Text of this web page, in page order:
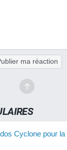
ma réaction
Cyclone pour